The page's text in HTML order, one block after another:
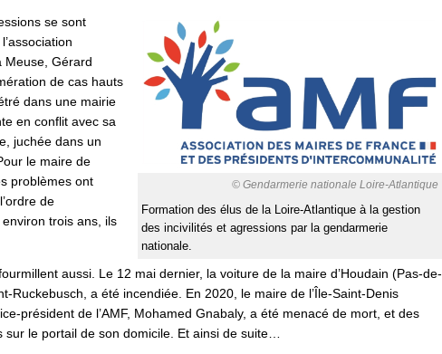
© Gendarmerie nationale Loire-Atlantique
Formation des élus de la Loire-Atlantique à la gestion
des incivilités et agressions par la gendarmerie
nationale.
se sont
Meuse, Gérard
de cas hauts
dans une mairie
en conflit avec sa
juchée dans un
le maire de
problèmes ont
de
trois ans, ils
aussi. Le 12 mai dernier, la voiture de la maire d’Houdain (Pas-de-
Ruckebusch, a été incendiée. En 2020, le maire de l’Île-Saint-Denis
président de l’AMF, ­Mohamed Gnabaly, a été menacé de mort, et des
le portail de son domicile. Et ainsi de suite…